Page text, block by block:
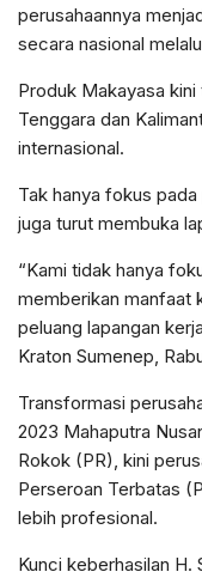
perusahaannya
secara nasional
Produk Makayasa
Tenggara dan
internasional.
Tak hanya fokus
juga turut membuka
“Kami tidak hanya
memberikan manfaat
peluang lapangan
Kraton Sumenep,
Transformasi
2023 Mahaputra
Rokok (PR), kini
Perseroan Terbatas
lebih profesional.
Kunci keberhasilan H.